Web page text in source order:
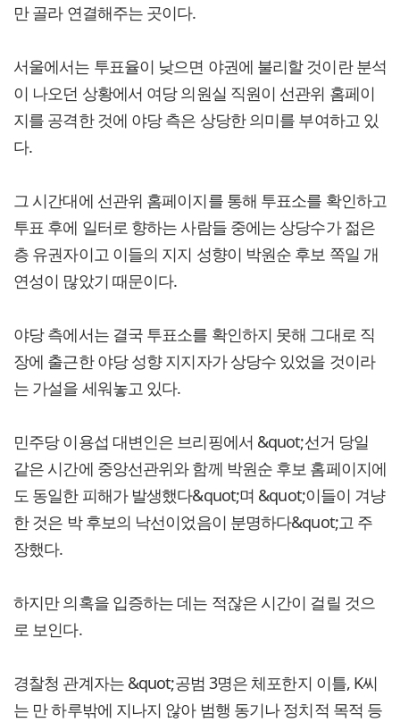
만 골라 연결해주는 곳이다.
서울에서는 투표율이 낮으면 야권에 불리할 것이란 분석
이 나오던 상황에서 여당 의원실 직원이 선관위 홈페이
지를 공격한 것에 야당 측은 상당한 의미를 부여하고 있
다.
그 시간대에 선관위 홈페이지를 통해 투표소를 확인하고
투표 후에 일터로 향하는 사람들 중에는 상당수가 젊은
층 유권자이고 이들의 지지 성향이 박원순 후보 쪽일 개
연성이 많았기 때문이다.
야당 측에서는 결국 투표소를 확인하지 못해 그대로 직
장에 출근한 야당 성향 지지자가 상당수 있었을 것이라
는 가설을 세워놓고 있다.
민주당 이용섭 대변인은 브리핑에서 &quot;선거 당일
같은 시간에 중앙선관위와 함께 박원순 후보 홈페이지에
도 동일한 피해가 발생했다&quot;며 &quot;이들이 겨냥
한 것은 박 후보의 낙선이었음이 분명하다&quot;고 주
장했다.
하지만 의혹을 입증하는 데는 적잖은 시간이 걸릴 것으
로 보인다.
경찰청 관계자는 &quot;공범 3명은 체포한지 이틀, K씨
는 만 하루밖에 지나지 않아 범행 동기나 정치적 목적 등